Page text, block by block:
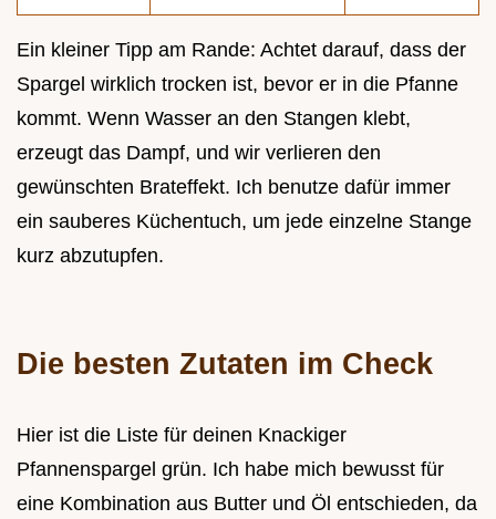
Ein kleiner Tipp am Rande: Achtet darauf, dass der
Spargel wirklich trocken ist, bevor er in die Pfanne
kommt. Wenn Wasser an den Stangen klebt,
erzeugt das Dampf, und wir verlieren den
gewünschten Brateffekt. Ich benutze dafür immer
ein sauberes Küchentuch, um jede einzelne Stange
kurz abzutupfen.
Die besten Zutaten im Check
Hier ist die Liste für deinen Knackiger
Pfannenspargel grün. Ich habe mich bewusst für
eine Kombination aus Butter und Öl entschieden, da